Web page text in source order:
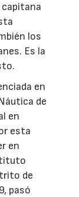
capitana
los
Es la
en
de
en
esta
en
de
pasó